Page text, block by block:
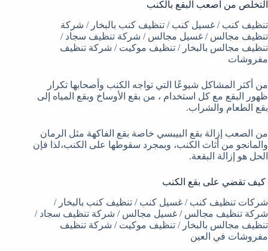
التخلص من اصعب البقع بالكنب
تنظيف كنب / غسيل كنب / تنظيف كنب بالبخار / شركة
تنظيف مجالس / غسيل مجالس / شركة تنظيف سجاد /
تنظيف مجالس بالبخار / تنظيف موكيت / شركة تنظيف
مفروشات
من أكثر المشاكل شيوعًا التي تواجه الكنب وأصحابها تكرار
ظهور البقع مع كل استخدام ، من بقع الأوساخ وبقع المياه إلى
بقع الطعام والشراب.
من الصعب إزالة بقع البيبسي خاصة بقع الفاكهة مثل الرمان
والمانجو من أثاث الكنب، وبمجرد سقوطها على الكنب،لذا فإن
الحل هو إزالة البقعة.
كيف تقضي على بقع الكنب
شركات تنظيف كنب / غسيل كنب / تنظيف كنب بالبخار /
شركة تنظيف مجالس / غسيل مجالس / شركة تنظيف سجاد /
تنظيف مجالس بالبخار / تنظيف موكيت / شركة تنظيف
مفروشات في العين